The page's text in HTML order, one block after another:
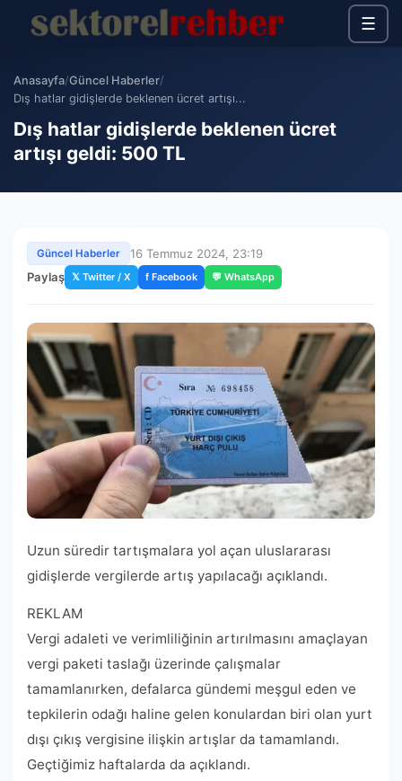
☰
Anasayfa/Güncel Haberler/
Dış hatlar gidişlerde beklenen ücret artışı...
Dış hatlar gidişlerde beklenen ücret
artışı geldi: 500 TL
Güncel Haberler
16 Temmuz 2024, 23:19
Paylaş 𝕏 Twitter / X f Facebook 💬 WhatsApp
Uzun süredir tartışmalara yol açan uluslararası
gidişlerde vergilerde artış yapılacağı açıklandı.
REKLAM
Vergi adaleti ve verimliliğinin artırılmasını amaçlayan
vergi paketi taslağı üzerinde çalışmalar
tamamlanırken, defalarca gündemi meşgul eden ve
tepkilerin odağı haline gelen konulardan biri olan yurt
dışı çıkış vergisine ilişkin artışlar da tamamlandı.
Geçtiğimiz haftalarda da açıklandı.